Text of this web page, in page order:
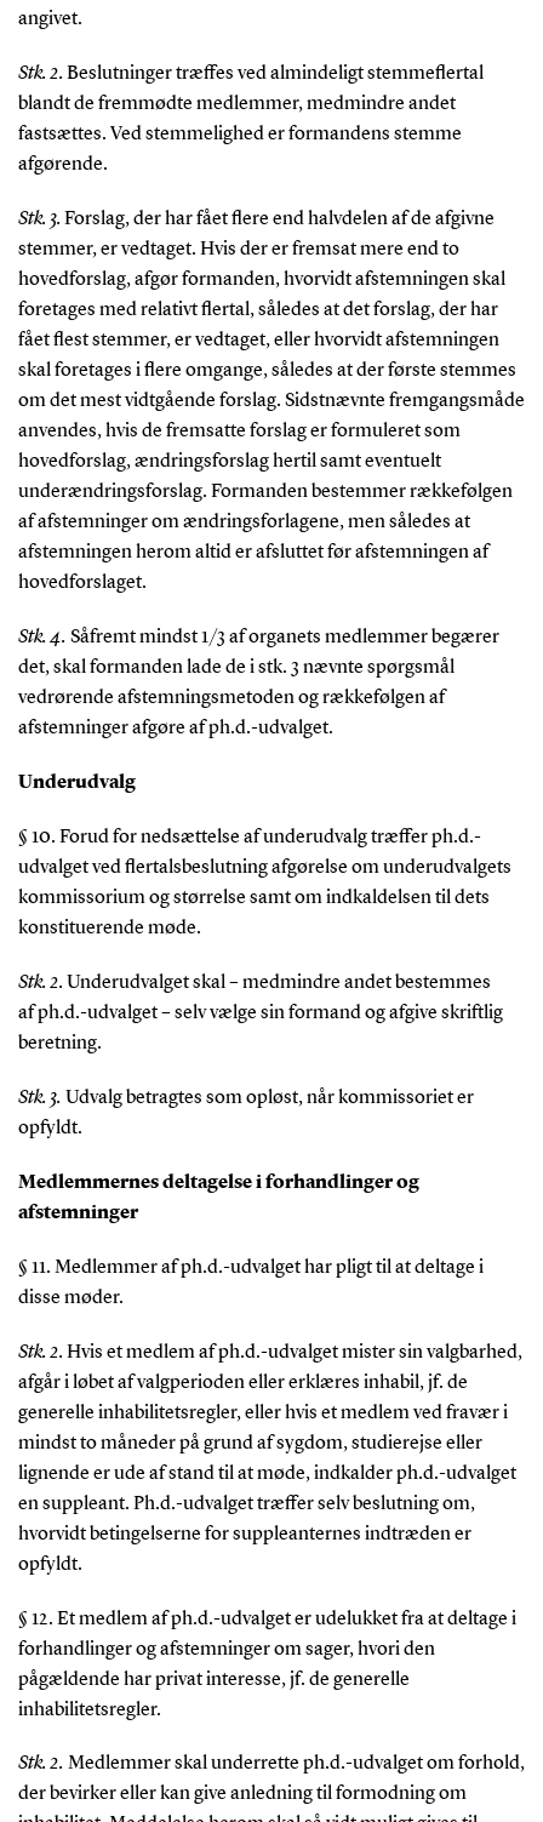
angivet.
Stk. 2. Beslutninger træffes ved almindeligt stemmeflertal
blandt de fremmødte medlemmer, medmindre andet
fastsættes. Ved stemmelighed er formandens stemme
afgørende.
Stk. 3. Forslag, der har fået flere end halvdelen af de afgivne
stemmer, er vedtaget. Hvis der er fremsat mere end to
hovedforslag, afgør formanden, hvorvidt afstemningen skal
foretages med relativt flertal, således at det forslag, der har
fået flest stemmer, er vedtaget, eller hvorvidt afstemningen
skal foretages i flere omgange, således at der første stemmes
om det mest vidtgående forslag. Sidstnævnte fremgangsmåde
anvendes, hvis de fremsatte forslag er formuleret som
hovedforslag, ændringsforslag hertil samt eventuelt
underændringsforslag. Formanden bestemmer rækkefølgen
af afstemninger om ændringsforlagene, men således at
afstemningen herom altid er afsluttet før afstemningen af
hovedforslaget.
Stk. 4. Såfremt mindst 1/3 af organets medlemmer begærer
det, skal formanden lade de i stk. 3 nævnte spørgsmål
vedrørende afstemningsmetoden og rækkefølgen af
afstemninger afgøre af ph.d.-udvalget.
Underudvalg
§ 10. Forud for nedsættelse af underudvalg træffer ph.d.-
udvalget ved flertalsbeslutning afgørelse om underudvalgets
kommissorium og størrelse samt om indkaldelsen til dets
konstituerende møde.
Stk. 2. Underudvalget skal – medmindre andet bestemmes
af ph.d.-udvalget – selv vælge sin formand og afgive skriftlig
beretning.
Stk. 3. Udvalg betragtes som opløst, når kommissoriet er
opfyldt.
Medlemmernes deltagelse i forhandlinger og
afstemninger
§ 11. Medlemmer af ph.d.-udvalget har pligt til at deltage i
disse møder.
Stk. 2. Hvis et medlem af ph.d.-udvalget mister sin valgbarhed,
afgår i løbet af valgperioden eller erklæres inhabil, jf. de
generelle inhabilitetsregler, eller hvis et medlem ved fravær i
mindst to måneder på grund af sygdom, studierejse eller
lignende er ude af stand til at møde, indkalder ph.d.-udvalget
en suppleant. Ph.d.-udvalget træffer selv beslutning om,
hvorvidt betingelserne for suppleanternes indtræden er
opfyldt.
§ 12. Et medlem af ph.d.-udvalget er udelukket fra at deltage i
forhandlinger og afstemninger om sager, hvori den
pågældende har privat interesse, jf. de generelle
inhabilitetsregler.
Stk. 2. Medlemmer skal underrette ph.d.-udvalget om forhold,
der bevirker eller kan give anledning til formodning om